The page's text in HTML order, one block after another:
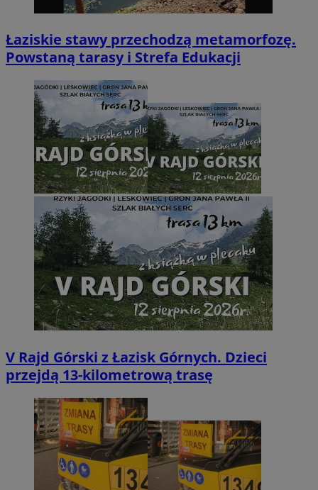
Łaziskie stawy przechodzą metamorfozę.
Powstaną tarasy i Strefa Edukacji
V Rajd Górski z Łazisk Górnych. Dzieci
przejdą 13-kilometrową trasę